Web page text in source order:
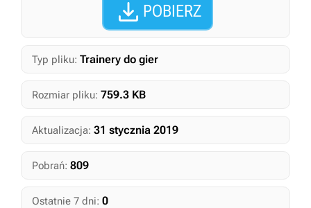
 POBIERZ
Typ pliku: Trainery do gier
Rozmiar pliku: 759.3 KB
Aktualizacja: 31 stycznia 2019
Pobrań: 809
Ostatnie 7 dni: 0